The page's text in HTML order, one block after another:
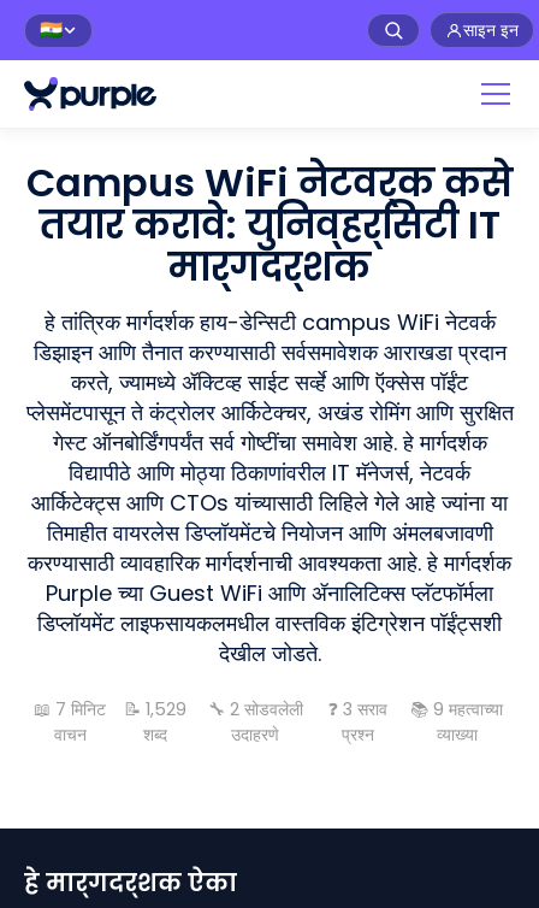
🇮🇳 साइन इन
Campus WiFi नेटवर्क कसे
तयार करावे: युनिव्हर्सिटी IT
मार्गदर्शक
हे तांत्रिक मार्गदर्शक हाय-डेन्सिटी campus WiFi नेटवर्क
डिझाइन आणि तैनात करण्यासाठी सर्वसमावेशक आराखडा प्रदान
करते, ज्यामध्ये ॲक्टिव्ह साईट सर्व्हे आणि ऍक्सेस पॉईंट
प्लेसमेंटपासून ते कंट्रोलर आर्किटेक्चर, अखंड रोमिंग आणि सुरक्षित
गेस्ट ऑनबोर्डिंगपर्यंत सर्व गोष्टींचा समावेश आहे. हे मार्गदर्शक
विद्यापीठे आणि मोठ्या ठिकाणांवरील IT मॅनेजर्स, नेटवर्क
आर्किटेक्ट्स आणि CTOs यांच्यासाठी लिहिले गेले आहे ज्यांना या
तिमाहीत वायरलेस डिप्लॉयमेंटचे नियोजन आणि अंमलबजावणी
करण्यासाठी व्यावहारिक मार्गदर्शनाची आवश्यकता आहे. हे मार्गदर्शक
Purple च्या Guest WiFi आणि ॲनालिटिक्स प्लॅटफॉर्मला
डिप्लॉयमेंट लाइफसायकलमधील वास्तविक इंटिग्रेशन पॉईंट्सशी
देखील जोडते.
📖 7 मिनिट
वाचन
📝 1,529
शब्द
🔧 2 सोडवलेली
उदाहरणे
❓3 सराव
प्रश्न
📚9 महत्वाच्या
व्याख्या
हे मार्गदर्शक ऐका